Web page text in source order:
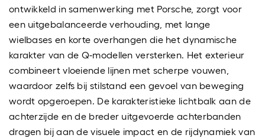
ontwikkeld in samenwerking met Porsche, zorgt voor
een uitgebalanceerde verhouding, met lange
wielbases en korte overhangen die het dynamische
karakter van de Q-modellen versterken. Het exterieur
combineert vloeiende lijnen met scherpe vouwen,
waardoor zelfs bij stilstand een gevoel van beweging
wordt opgeroepen. De karakteristieke lichtbalk aan de
achterzijde en de breder uitgevoerde achterbanden
dragen bij aan de visuele impact en de rijdynamiek van